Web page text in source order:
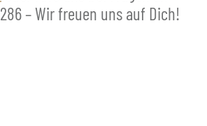
– Wir freuen uns auf Dich!